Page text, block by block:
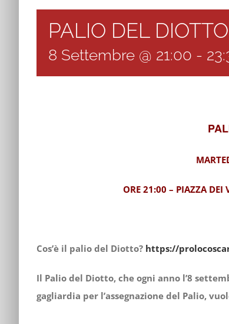
PALIO DEL DIOTTO
8 Settembre @ 21:00 -
ORE 21:00 – PIAZZA DEI
Cos’è il palio del Diotto? https://
Il Palio del Diotto, che ogni anno l’8
gagliardia per l’assegnazione del Palio,